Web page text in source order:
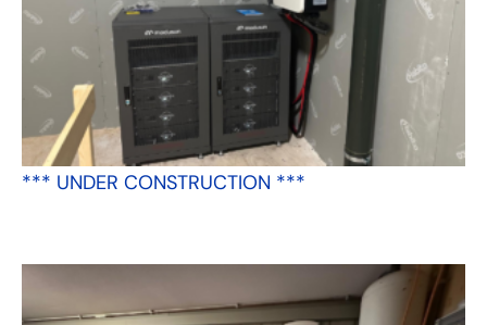
*** UNDER CONSTRUCTION ***